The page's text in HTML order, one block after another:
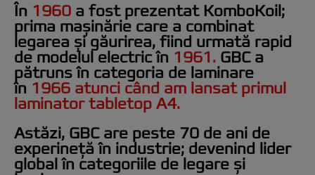
În 1960 a fost prezentat KomboKoil;
prima mașinărie care a combinat
legarea și găurirea, fiind urmată rapid
de modelul electric în 1961. GBC a
pătruns în categoria de laminare
în 1966 atunci când am lansat primul
laminator tabletop A4.
Astăzi, GBC are peste 70 de ani de
experineță în industrie; devenind lider
global în categoriile de legare și